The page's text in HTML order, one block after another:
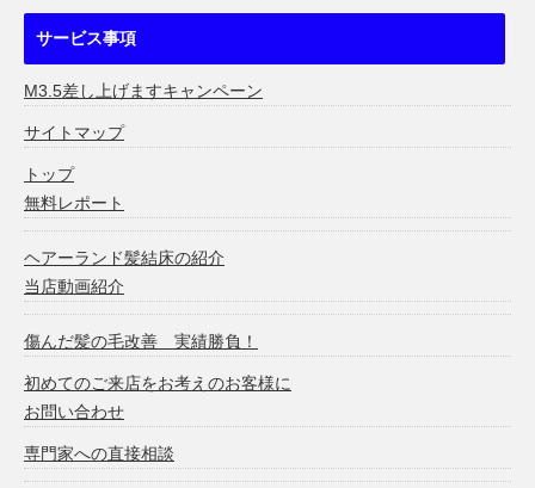
サービス事項
M3.5差し上げますキャンペーン
サイトマップ
トップ
無料レポート
ヘアーランド髪結床の紹介
当店動画紹介
傷んだ髪の毛改善 実績勝負！
初めてのご来店をお考えのお客様に
お問い合わせ
専門家への直接相談